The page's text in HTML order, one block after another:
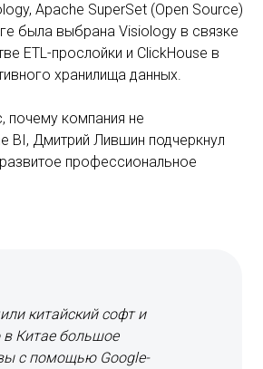
Apache SuperSet (Open Source)
была выбрана Visiology в связке
ETL-прослойки и ClickHouse в
хранилища данных.
почему компания не
BI, Дмитрий Лившин подчеркнул
профессиональное
китайский софт и
в Китае большое
с помощью Google-